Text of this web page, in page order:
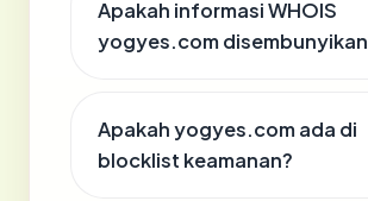
Apakah informasi WHOIS
yogyes.com
Apakah yogyes.com ada di
blocklist keamanan?